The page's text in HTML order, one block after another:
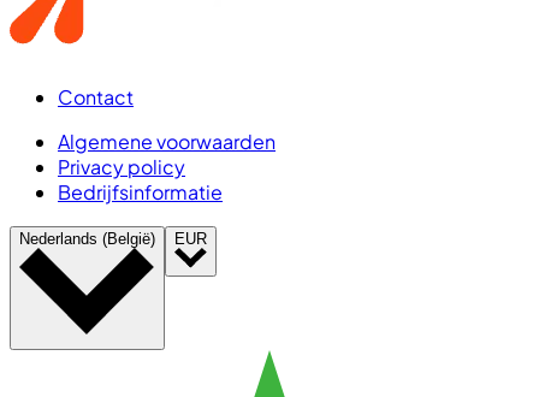
Contact
Algemene voorwaarden
Privacy policy
Bedrijfsinformatie
Nederlands (België) EUR